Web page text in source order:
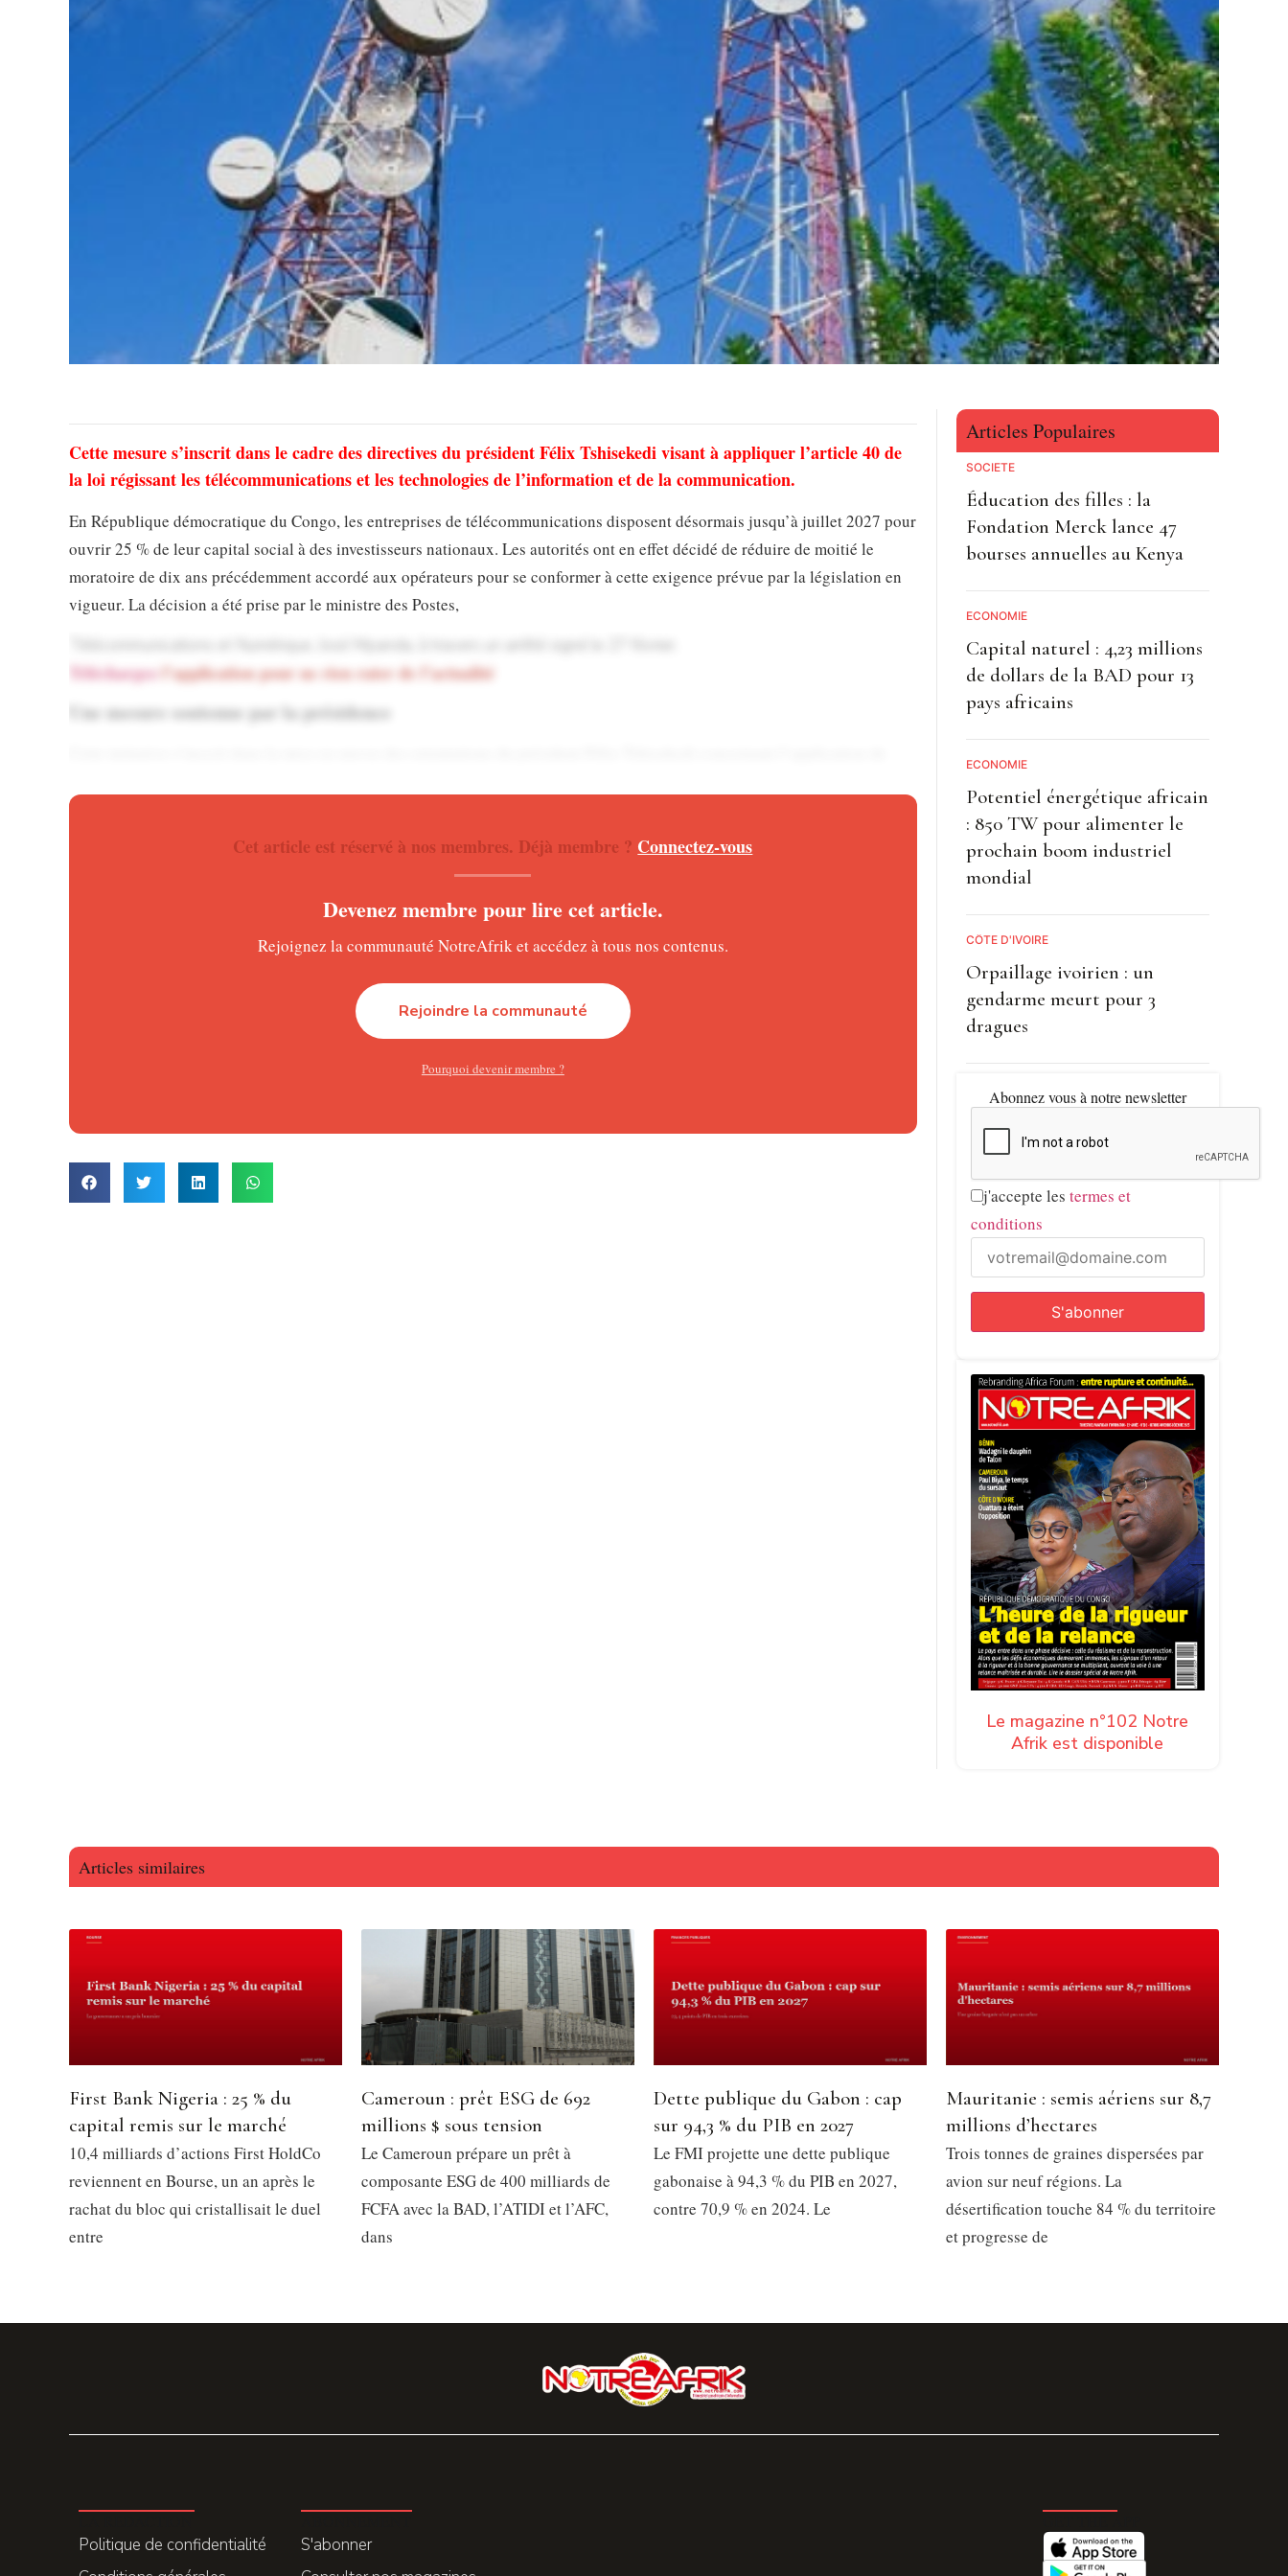
Cette mesure s’inscrit dans le cadre des directives du président Félix Tshisekedi visant à appliquer l’article 40 de
la loi régissant les télécommunications et les technologies de l’information et de la communication.
En République démocratique du Congo, les entreprises de télécommunications disposent désormais jusqu’à juillet 2027 pour
ouvrir 25 % de leur capital social à des investisseurs nationaux. Les autorités ont en effet décidé de réduire de moitié le
moratoire de dix ans précédemment accordé aux opérateurs pour se conformer à cette exigence prévue par la législation en
vigueur. La décision a été prise par le ministre des Postes,
Téléchargez l’application pour ne rien rater de l’actualité
Une mesure soutenue par la présidence
Outre l’ouverture de 25 % du capital aux investisseurs nationaux, le texte prévoit également qu’une part de 5 % soit réservée
obligations. La loi précise que les 25 % destinés aux investisseurs locaux doivent être détenus par des personnes physiques
congolaises ou par des sociétés contrôlées par des ressortissants congolais.
Cette réforme intervient dans un contexte de croissance soutenue du secteur des télécommunications en RDC. Le chiffre
Lire :Burkina Faso : les opérateurs de télécommunications appelés à ériger leurs sièges sociaux
Parmi les principaux opérateurs présents sur le marché figure Vodacom Group. Pour son exercice clos en mars 2025,
l’entreprise a enregistré un chiffre d’affaires de 152,2 milliards de rands (environ 9,3 milliards de dollars) et versé un
Cet article est réservé à nos membres. Déjà membre ? Connectez-vous
Devenez membre pour lire cet article.
Rejoignez la communauté NotreAfrik et accédez à tous nos contenus.
Rejoindre la communauté
Pourquoi devenir membre ?
Articles Populaires
SOCIETE
Éducation des filles : la
Fondation Merck lance 47
bourses annuelles au Kenya
ECONOMIE
Capital naturel : 4,23 millions
de dollars de la BAD pour 13
pays africains
ECONOMIE
Potentiel énergétique africain
: 850 TW pour alimenter le
prochain boom industriel
mondial
CÔTE D'IVOIRE
Orpaillage ivoirien : un
gendarme meurt pour 3
dragues
Abonnez vous à notre newsletter
j'accepte les termes et
conditions
Le magazine n°102 Notre
Afrik est disponible
Articles similaires
First Bank Nigeria : 25 % du
capital remis sur le marché
10,4 milliards d’actions First HoldCo
reviennent en Bourse, un an après le
rachat du bloc qui cristallisait le duel
entre
Cameroun : prêt ESG de 692
millions $ sous tension
Le Cameroun prépare un prêt à
composante ESG de 400 milliards de
FCFA avec la BAD, l’ATIDI et l’AFC,
dans
Dette publique du Gabon : cap
sur 94,3 % du PIB en 2027
Le FMI projette une dette publique
gabonaise à 94,3 % du PIB en 2027,
contre 70,9 % en 2024. Le
Mauritanie : semis aériens sur 8,7
millions d’hectares
Trois tonnes de graines dispersées par
avion sur neuf régions. La
désertification touche 84 % du territoire
et progresse de
Politique de confidentialité
S'abonner